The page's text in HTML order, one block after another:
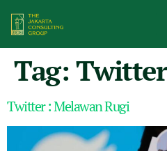
Tag: Twitter
Twitter : Melawan Rugi